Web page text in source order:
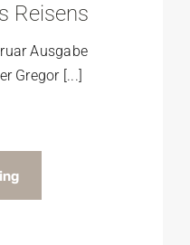
Reisens
Ausgabe
Gregor [...]